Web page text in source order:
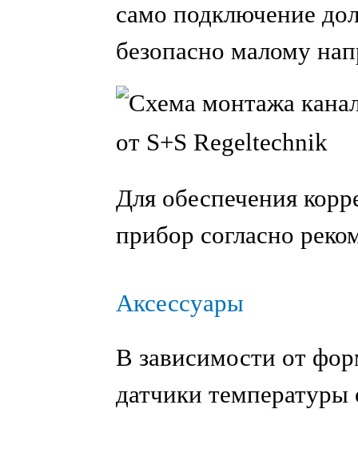
само подключение
безопасно малому
Для обеспечения
прибор согласно
Аксессуары
В зависимости от
датчики